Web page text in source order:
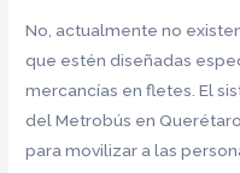
No, actualmente no
que estén diseñadas
mercancías en fletes. El
del Metrobús en
para movilizar a las